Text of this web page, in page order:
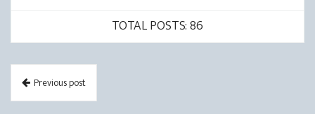
TOTAL POSTS: 86
Previous post